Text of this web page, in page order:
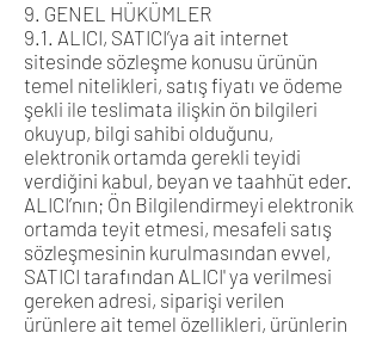
9. GENEL HÜKÜMLER
9.1. ALICI, SATICI’ya ait internet
sitesinde sözleşme konusu ürünün
temel nitelikleri, satış fiyatı ve ödeme
şekli ile teslimata ilişkin ön bilgileri
okuyup, bilgi sahibi olduğunu,
elektronik ortamda gerekli teyidi
verdiğini kabul, beyan ve taahhüt eder.
ALICI’nın; Ön Bilgilendirmeyi elektronik
ortamda teyit etmesi, mesafeli satış
sözleşmesinin kurulmasından evvel,
SATICI tarafından ALICI' ya verilmesi
gereken adresi, siparişi verilen
ürünlere ait temel özellikleri, ürünlerin